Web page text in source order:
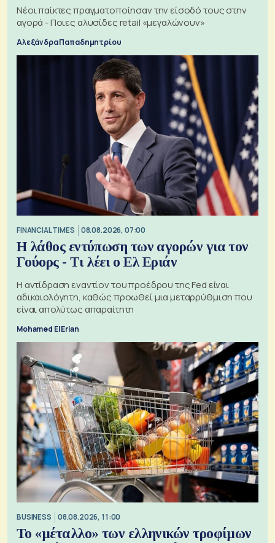
Νέοι παίκτες πραγματοποίησαν την είσοδό τους στην
αγορά - Ποιες αλυσίδες retail «μεγαλώνουν»
Αλεξάνδρα Παπαδημητρίου
FINANCIAL TIMES 08.08.2026, 07:00
Η λάθος εντύπωση των αγορών για τον
Γούορς - Τι λέει ο Ελ Εριάν
Η αντίδραση εναντίον του προέδρου της Fed είναι
αδικαιολόγητη, καθώς προωθεί μια μεταρρύθμιση που
είναι απολύτως απαραίτητη
Mohamed El Erian
BUSINESS 08.08.2026, 11:00
Το «μέταλλο» των ελληνικών τροφίμων